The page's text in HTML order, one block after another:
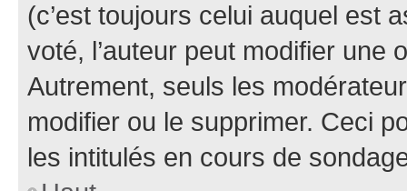
(c’est toujours celui auquel est
voté, l’auteur peut modifier une
Autrement, seuls les
modifier ou le supprimer. Ceci
les intitulés en cours de